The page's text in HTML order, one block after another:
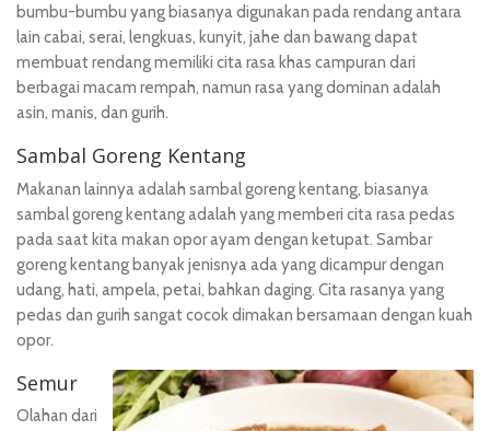
bumbu-bumbu yang biasanya digunakan pada rendang antara
lain cabai, serai, lengkuas, kunyit, jahe dan bawang dapat
membuat rendang memiliki cita rasa khas campuran dari
berbagai macam rempah, namun rasa yang dominan adalah
asin, manis, dan gurih.
Sambal Goreng Kentang
Makanan lainnya adalah sambal goreng kentang, biasanya
sambal goreng kentang adalah yang memberi cita rasa pedas
pada saat kita makan opor ayam dengan ketupat. Sambar
goreng kentang banyak jenisnya ada yang dicampur dengan
udang, hati, ampela, petai, bahkan daging. Cita rasanya yang
pedas dan gurih sangat cocok dimakan bersamaan dengan kuah
opor.
Semur
Olahan dari